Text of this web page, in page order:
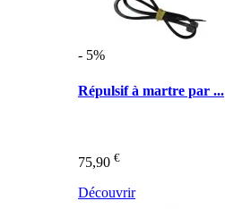
- 5%
Répulsif à martre par ...
75,90 €
Découvrir